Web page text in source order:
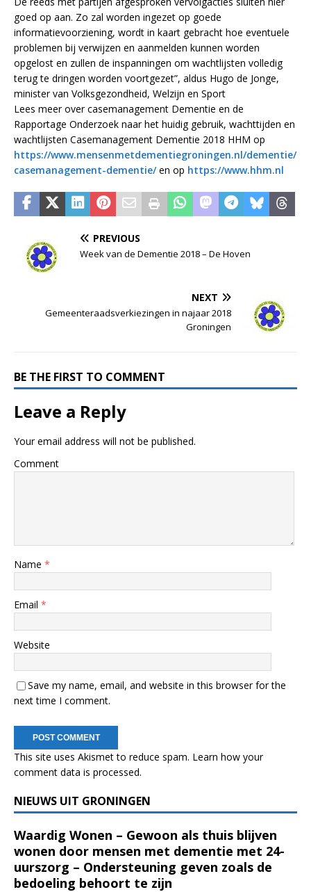
goed op aan. Zo zal worden ingezet op goede
informatievoorziening, wordt in kaart gebracht hoe eventuele
problemen bij verwijzen en aanmelden kunnen worden
opgelost en zullen de inspanningen om wachtlijsten volledig
terug te dringen worden voortgezet”, aldus Hugo de Jonge,
minister van Volksgezondheid, Welzijn en Sport
Lees meer over casemanagement Dementie en de
Rapportage Onderzoek naar het huidig gebruik, wachttijden en
wachtlijsten Casemanagement Dementie 2018 HHM op
https://www.mensenmetdementiegroningen.nl/dementie/
casemanagement-dementie/en op https://www.hhm.nl
PREVIOUS
Week van de Dementie 2018 – De Hoven
NEXT
Gemeenteraadsverkiezingen in najaar 2018
Groningen
BE THE FIRST TO COMMENT
Leave a Reply
Your email address will not be published.
Comment
Name *
Email *
Website
Save my name, email, and website in this browser for the
next time I comment.
This site uses Akismet to reduce spam. Learn how your
comment data is processed.
NIEUWS UIT GRONINGEN
Waardig Wonen – Gewoon als thuis blijven
wonen door mensen met dementie met 24-
uurszorg – Ondersteuning geven zoals de
bedoeling behoort te zijn